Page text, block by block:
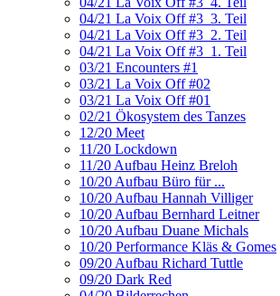
04/21 La Voix Off #3_3. Teil
04/21 La Voix Off #3_2. Teil
04/21 La Voix Off #3_1. Teil
03/21 Encounters #1
03/21 La Voix Off #02
03/21 La Voix Off #01
02/21 Ökosystem des Tanzes
12/20 Meet
11/20 Lockdown
11/20 Aufbau Heinz Breloh
10/20 Aufbau Büro für ...
10/20 Aufbau Hannah Villiger
10/20 Aufbau Bernhard Leitner
10/20 Aufbau Duane Michals
10/20 Performance Kläs & Gomes
09/20 Aufbau Richard Tuttle
09/20 Dark Red